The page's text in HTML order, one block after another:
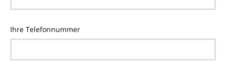
Ihre Telefonnummer